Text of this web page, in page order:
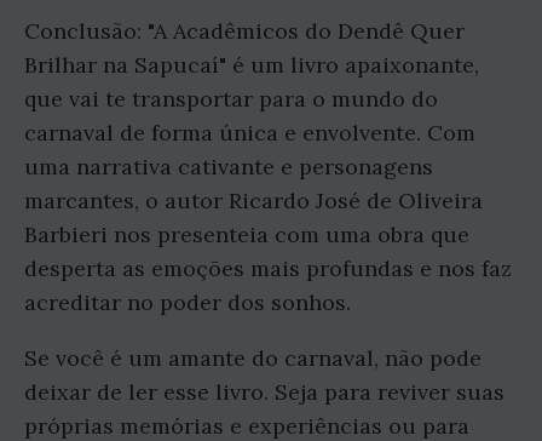
Conclusão: "A Acadêmicos do Dendê Quer
Brilhar na Sapucaí" é um livro apaixonante,
que vai te transportar para o mundo do
carnaval de forma única e envolvente. Com
uma narrativa cativante e personagens
marcantes, o autor Ricardo José de Oliveira
Barbieri nos presenteia com uma obra que
desperta as emoções mais profundas e nos faz
acreditar no poder dos sonhos.
Se você é um amante do carnaval, não pode
deixar de ler esse livro. Seja para reviver suas
próprias memórias e experiências ou para